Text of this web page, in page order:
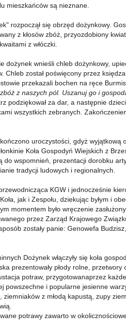
mieszkańców są nieznane.
rozpoczął się obrzęd dożynkowy.
z kłosów zbóż, przyozdobiony
z włóczki.
dożynek wnieśli chleb dożynkowy,
Chleb został poświęcony przez
przekazali bochen na ręce
z naszych pól. Uszanuj go i
podziękował za dar, a następnie
wszystkich zebranych.
uroczystości, gdyż
Koła Gospodyń Wiejskich z
do wspomnień, prezentacji dorobku
tradycji ludowych i regionalnych.
KGW i jednocześnie
jak i Zespołu, dziekując byłym i
momentem było wręczenie
przez Zarząd Krajowego
zostały panie: Genowefa
Dożynek włączyły się koła
prezentowały płody rolne,
potraw, przygotowanaprzez
powszechne i popularne jesienne
ziemniaków z młodą kapustą, zupy
potrawy zawarto w